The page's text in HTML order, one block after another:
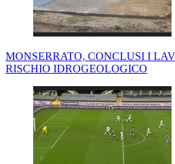
MONSERRATO, CONCLUSI I
RISCHIO IDROGEOLOGICO